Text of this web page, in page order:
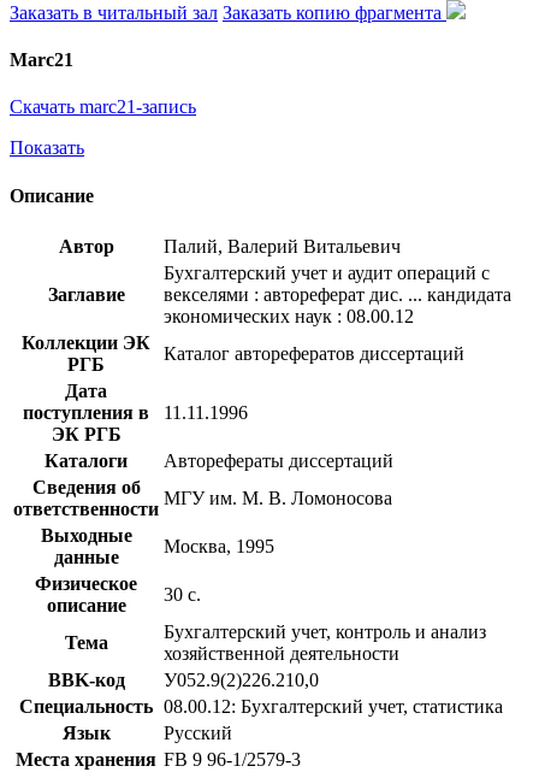
Заказать в читальный зал Заказать копию фрагмента
Marc21
Скачать marc21-запись
Показать
Описание
Автор Палий, Валерий Витальевич
Заглавие
Бухгалтерский учет и аудит операций с
векселями : автореферат дис. ... кандидата
экономических наук : 08.00.12
Коллекции ЭК
РГБ
Каталог авторефератов диссертаций
Дата
поступления в
ЭК РГБ
11.11.1996
Каталоги
Авторефераты диссертаций
Сведения об
ответственности
МГУ им. М. В. Ломоносова
Выходные
данные
Москва, 1995
Физическое
описание
30 с.
Тема
Бухгалтерский учет, контроль и анализ
хозяйственной деятельности
BBK-код
У052.9(2)226.210,0
Специальность 08.00.12: Бухгалтерский учет, статистика
Язык
Русский
Места хранения FB 9 96-1/2579-3